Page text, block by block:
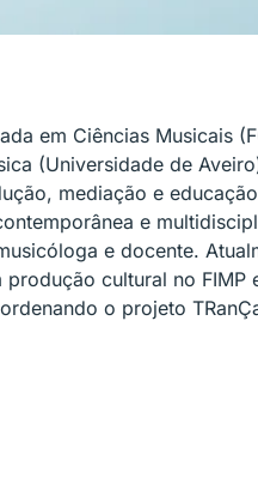
em Ciências Musicais
(Universidade de
mediação e
e
e docente.
cultural no FIMP
o projeto